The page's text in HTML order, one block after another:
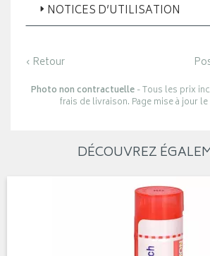
NOTICES D’UTILISATION
‹ Retour
Photo non contractuelle- Tous les prix
frais de livraison. Page mise à jour
DÉCOUVREZ